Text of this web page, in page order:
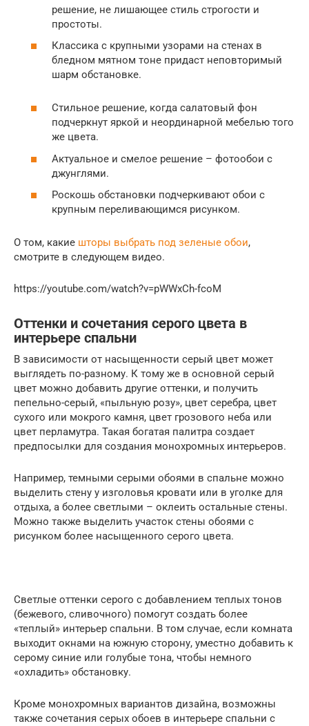
решение, не лишающее стиль строгости и
простоты.
Классика с крупными узорами на стенах в
бледном мятном тоне придаст неповторимый
шарм обстановке.
Стильное решение, когда салатовый фон
подчеркнут яркой и неординарной мебелью того
же цвета.
Актуальное и смелое решение – фотообои с
джунглями.
Роскошь обстановки подчеркивают обои с
крупным переливающимся рисунком.
О том, какие шторы выбрать под зеленые обои,
смотрите в следующем видео.
https://youtube.com/watch?v=pWWxCh-fcoM
Оттенки и сочетания серого цвета в
интерьере спальни
В зависимости от насыщенности серый цвет может
выглядеть по-разному. К тому же в основной серый
цвет можно добавить другие оттенки, и получить
пепельно-серый, «пыльную розу», цвет серебра, цвет
сухого или мокрого камня, цвет грозового неба или
цвет перламутра. Такая богатая палитра создает
предпосылки для создания монохромных интерьеров.
Например, темными серыми обоями в спальне можно
выделить стену у изголовья кровати или в уголке для
отдыха, а более светлыми – оклеить остальные стены.
Можно также выделить участок стены обоями с
рисунком более насыщенного серого цвета.
Светлые оттенки серого с добавлением теплых тонов
(бежевого, сливочного) помогут создать более
«теплый» интерьер спальни. В том случае, если комната
выходит окнами на южную сторону, уместно добавить к
серому синие или голубые тона, чтобы немного
«охладить» обстановку.
Кроме монохромных вариантов дизайна, возможны
также сочетания серых обоев в интерьере спальни с